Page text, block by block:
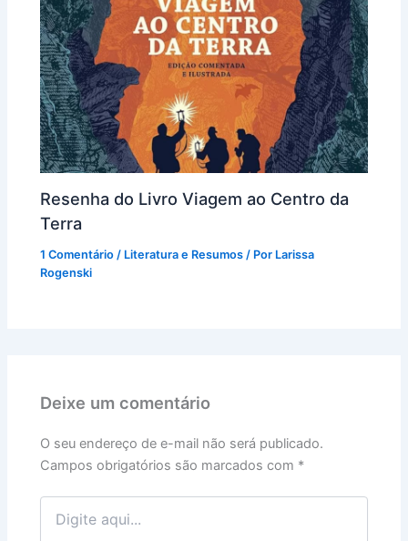
Resenha do Livro Viagem ao Centro da
Terra
1 Comentário / Literatura e Resumos / Por Larissa
Rogenski
Deixe um comentário
O seu endereço de e-mail não será publicado.
Campos obrigatórios são marcados com *
Digite
aqui...